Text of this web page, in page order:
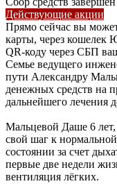
Действующие акции
Прямо сейчас вы
карты, через кошелек
QR-коду через СБП
Семье ведущего
пути Александру
денежных средств на
дальнейшего лечения
Мальцевой Даше 6 лет,
свой шаг к
состоянии за счет
первые две недели
вентиляция лёгких.